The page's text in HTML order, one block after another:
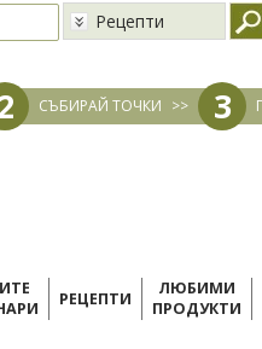
Рецепти
СЪБИРАЙ ТОЧКИ >> 3
РЕЦЕПТИ
ЛЮБИМИ
ПРОДУКТИ